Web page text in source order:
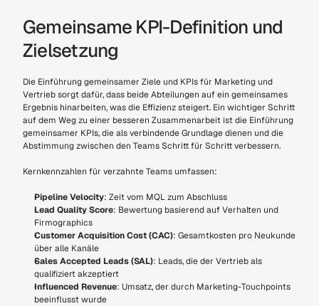
Gemeinsame KPI-Definition und
Zielsetzung
Die Einführung gemeinsamer Ziele und KPIs für Marketing und
Vertrieb sorgt dafür, dass beide Abteilungen auf ein gemeinsames
Ergebnis hinarbeiten, was die Effizienz steigert. Ein wichtiger Schritt
auf dem Weg zu einer besseren Zusammenarbeit ist die Einführung
gemeinsamer KPIs, die als verbindende Grundlage dienen und die
Abstimmung zwischen den Teams Schritt für Schritt verbessern.
Kernkennzahlen für verzahnte Teams umfassen:
Pipeline Velocity: Zeit vom MQL zum Abschluss
Lead Quality Score: Bewertung basierend auf Verhalten und
Firmographics
Customer Acquisition Cost (CAC): Gesamtkosten pro Neukunde
über alle Kanäle
Sales Accepted Leads (SAL): Leads, die der Vertrieb als
qualifiziert akzeptiert
Influenced Revenue: Umsatz, der durch Marketing-Touchpoints
beeinflusst wurde